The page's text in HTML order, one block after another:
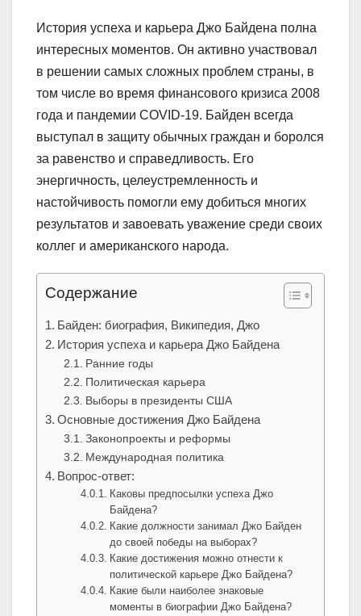
История успеха и карьера Джо Байдена полна
интересных моментов. Он активно участвовал
в решении самых сложных проблем страны, в
том числе во время финансового кризиса 2008
года и пандемии COVID-19. Байден всегда
выступал в защиту обычных граждан и боролся
за равенство и справедливость. Его
энергичность, целеустремленность и
настойчивость помогли ему добиться многих
результатов и завоевать уважение среди своих
коллег и американского народа.
Содержание
Байден: биография, Википедия, Джо
История успеха и карьера Джо Байдена
Ранние годы
Политическая карьера
Выборы в президенты США
Основные достижения Джо Байдена
Законопроекты и реформы
Международная политика
Вопрос-ответ:
Каковы предпосылки успеха Джо
Байдена?
Какие должности занимал Джо Байден
до своей победы на выборах?
Какие достижения можно отнести к
политической карьере Джо Байдена?
Какие были наиболее знаковые
моменты в биографии Джо Байдена?